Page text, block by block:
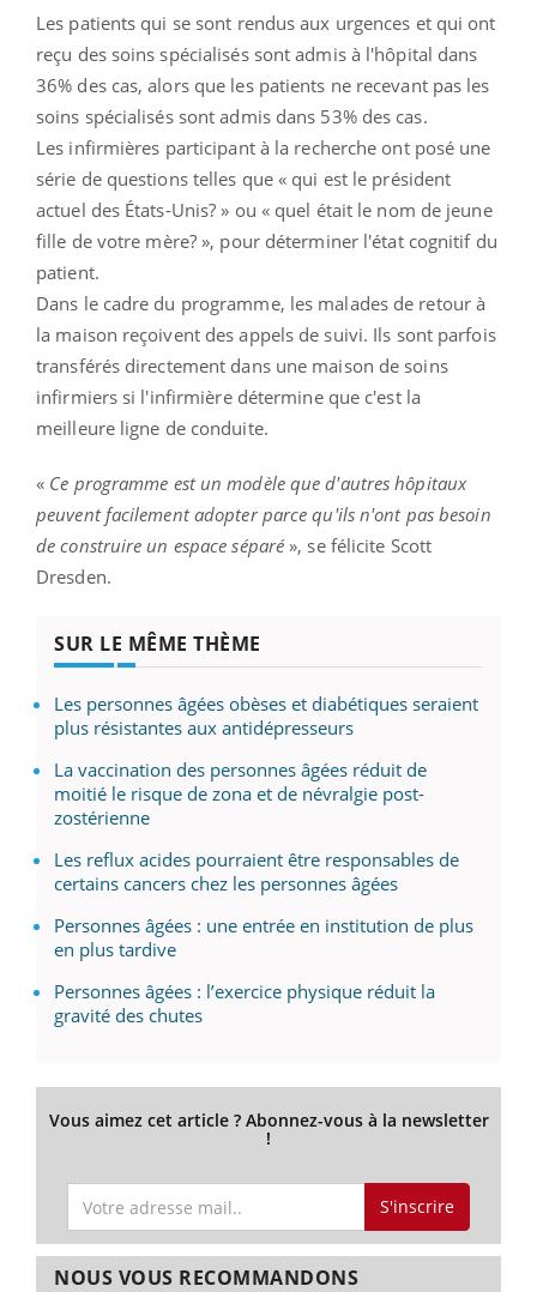
Les patients qui se sont rendus aux urgences et qui ont
reçu des soins spécialisés sont admis à l'hôpital dans
36% des cas, alors que les patients ne recevant pas les
soins spécialisés sont admis dans 53% des cas.
Les infirmières participant à la recherche ont posé une
série de questions telles que « qui est le président
actuel des États-Unis? » ou « quel était le nom de jeune
fille de votre mère? », pour déterminer l'état cognitif du
patient.
Dans le cadre du programme, les malades de retour à
la maison reçoivent des appels de suivi. Ils sont parfois
transférés directement dans une maison de soins
infirmiers si l'infirmière détermine que c'est la
meilleure ligne de conduite.
« Ce programme est un modèle que d'autres hôpitaux
peuvent facilement adopter parce qu'ils n'ont pas besoin
de construire un espace séparé », se félicite Scott
Dresden.
SUR LE MÊME THÈME
Les personnes âgées obèses et diabétiques seraient
plus résistantes aux antidépresseurs
La vaccination des personnes âgées réduit de
moitié le risque de zona et de névralgie post-
zostérienne
Les reflux acides pourraient être responsables de
certains cancers chez les personnes âgées
Personnes âgées : une entrée en institution de plus
en plus tardive
Personnes âgées : l’exercice physique réduit la
gravité des chutes
Vous aimez cet article ? Abonnez-vous à la newsletter
!
S'inscrire
NOUS VOUS RECOMMANDONS